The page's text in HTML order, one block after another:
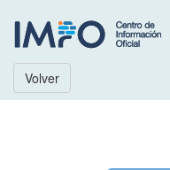
Volver